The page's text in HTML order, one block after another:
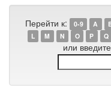
Перейти к: 0-9 A
L
M N O P Q
или